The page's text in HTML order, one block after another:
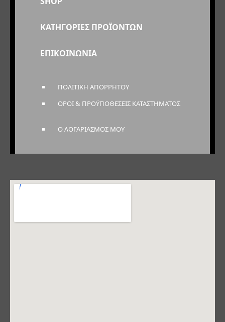
ΚΑΤΗΓΟΡΙΕΣ ΠΡΟΪΟΝΤΩΝ
ΕΠΙΚΟΙΝΩΝΙΑ
ΠΟΛΙΤΙΚΗ ΑΠΟΡΡΗΤΟΥ
ΟΡΟΙ & ΠΡΟΫΠΟΘΕΣΕΙΣ ΚΑΤΑΣΤΗΜΑΤΟΣ
Ο ΛΟΓΑΡΙΑΣΜΟΣ ΜΟΥ